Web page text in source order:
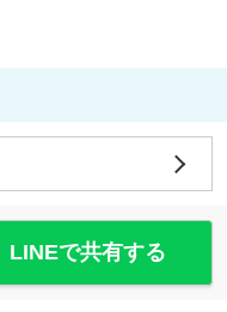
LINEで共有する